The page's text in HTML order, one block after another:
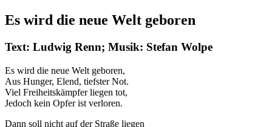
Es wird die neue Welt geboren
Text: Ludwig Renn; Musik: Stefan Wolpe
Es wird die neue Welt geboren,
Aus Hunger, Elend, tiefster Not.
Viel Freiheitskämpfer liegen tot,
Jedoch kein Opfer ist verloren.
Dann soll nicht auf der Straße liegen